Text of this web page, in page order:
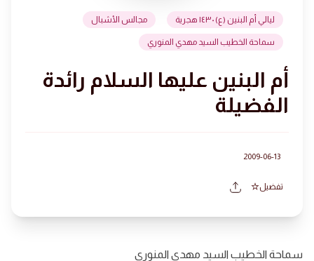
ليالي أم البنين (ع) ١٤٣٠ هجرية مجالس الأشبال
سماحة الخطيب السيد مهدي المنوري
أم البنين عليها السلام رائدة
الفضيلة
2009-06-13
تفضيل
سماحة الخطيب السيد مهدي المنوري